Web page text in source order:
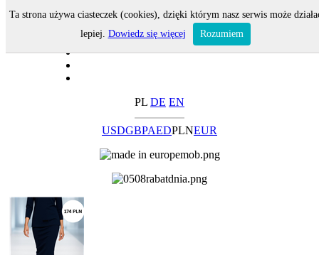
PL DE EN
USDGBPAEDPLNEUR
Ta strona używa ciasteczek (cookies), dzięki którym nasz serwis może
lepiej. Dowiedz się więcej Rozumiem